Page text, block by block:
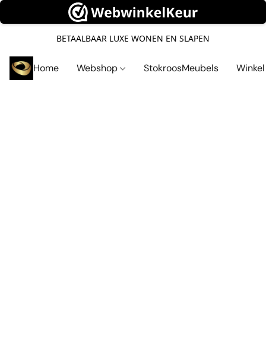
BETAALBAAR LUXE WONEN EN SLAPEN
Home Webshop StokroosMeubels